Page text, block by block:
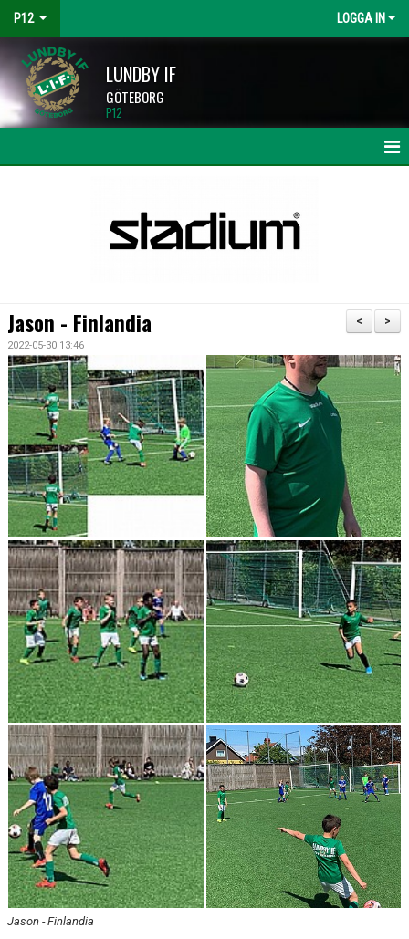
P12 LOGGA IN
LUNDBY IF
GÖTEBORG
P12
TRUPPEN
BILDGALLERI
DOKUMENT
KONTAKT
>
<
Jason - Finlandia
2022-05-30 13:46
Jason - Finlandia